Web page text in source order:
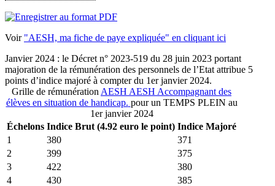
Voir "AESH, ma fiche de paye expliquée" en cliquant ici
Janvier 2024 : le Décret n° 2023-519 du 28 juin 2023 portant
majoration de la rémunération des personnels de l’Etat attribue 5
points d’indice majoré à compter du 1er janvier 2024.
Grille de rémunération AESH AESH Accompagnant des
élèves en situation de handicap. pour un TEMPS PLEIN au
1er janvier 2024
Échelons Indice Brut (4.92 euro le point) Indice Majoré
1
380
371
2
399
375
3
422
380
4
430
385